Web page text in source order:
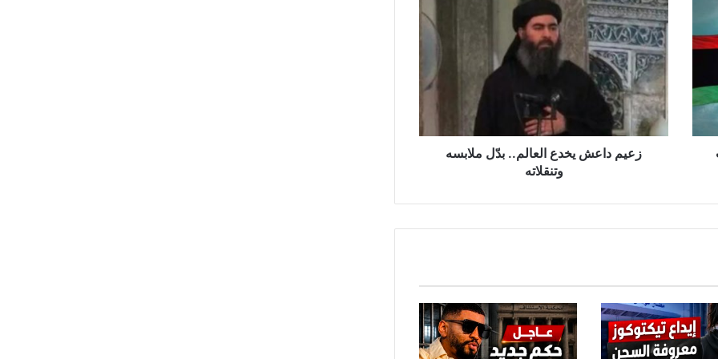
ع
ي
م
ع
ش
ي
ا
م
.
.
ب
دّ
زعيم داعش يخدع العالم.. بدّل ملابسه
وتنقلاته